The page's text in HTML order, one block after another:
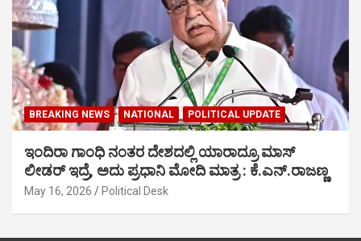
BREAKING NEWS NATIONAL POLITICAL UPDATE
ಇಂದಿರಾ ಗಾಂಧಿ ನಂತರ ದೇಶದಲ್ಲಿ ಯಾರಾದ್ರೂ ಮಾಸ್
ಲೀಡರ್ ಇದ್ರೆ, ಅದು ಪ್ರಧಾನಿ ಮೋದಿ ಮಾತ್ರ : ಕೆ.ಎನ್.ರಾಜಣ್ಣ
May 16, 2026 Political Desk